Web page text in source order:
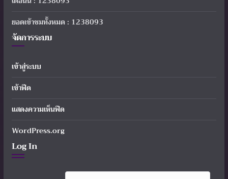
ยอดเข้าชมทั้งหมด : 1238093
จัดการระบบ
เข้าสู่ระบบ
เข้าฟีด
แสดงความเห็นฟีด
WordPress.org
Log In